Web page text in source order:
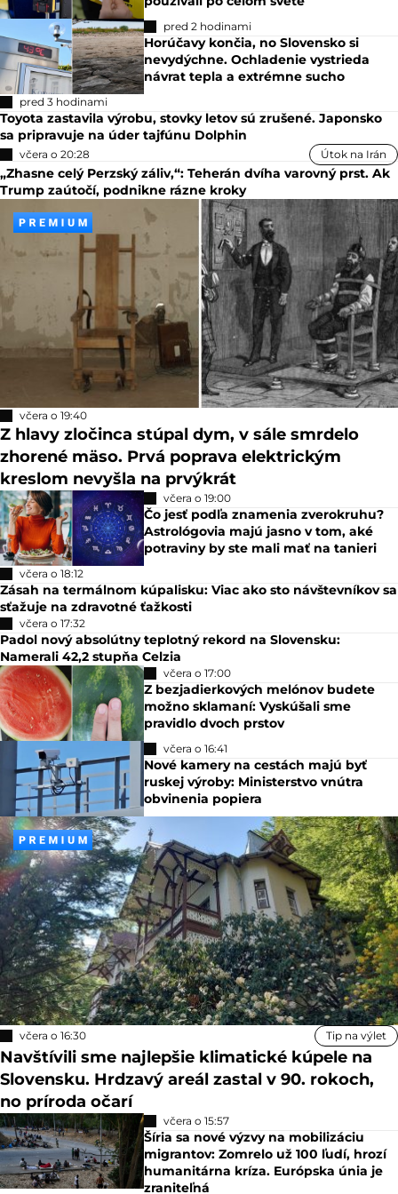
pred 2 hodinami
Horúčavy končia, no Slovensko si
nevydýchne. Ochladenie vystrieda
návrat tepla a extrémne sucho
pred 3 hodinami
Toyota zastavila výrobu, stovky letov sú zrušené. Japonsko
sa pripravuje na úder tajfúnu Dolphin
včera o 20:28 Útok na Irán
„Zhasne celý Perzský záliv,“: Teherán dvíha varovný prst. Ak
Trump zaútočí, podnikne rázne kroky
včera o 19:40
Z hlavy zločinca stúpal dym, v sále smrdelo
zhorené mäso. Prvá poprava elektrickým
kreslom nevyšla na prvýkrát
včera o 19:00
Čo jesť podľa znamenia zverokruhu?
Astrológovia majú jasno v tom, aké
potraviny by ste mali mať na tanieri
včera o 18:12
Zásah na termálnom kúpalisku: Viac ako sto návštevníkov sa
sťažuje na zdravotné ťažkosti
včera o 17:32
Padol nový absolútny teplotný rekord na Slovensku:
Namerali 42,2 stupňa Celzia
včera o 17:00
Z bezjadierkových melónov budete
možno sklamaní: Vyskúšali sme
pravidlo dvoch prstov
včera o 16:41
Nové kamery na cestách majú byť
ruskej výroby: Ministerstvo vnútra
obvinenia popiera
včera o 16:30 Tip na výlet
Navštívili sme najlepšie klimatické kúpele na
Slovensku. Hrdzavý areál zastal v 90. rokoch,
no príroda očarí
včera o 15:57
Šíria sa nové výzvy na mobilizáciu
migrantov: Zomrelo už 100 ľudí, hrozí
humanitárna kríza. Európska únia je
zraniteľná